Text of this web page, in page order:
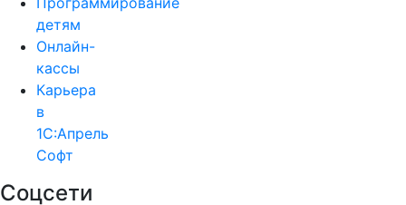
детям
Онлайн-
кассы
Карьера
в
1С:Апрель
Софт
Соцсети